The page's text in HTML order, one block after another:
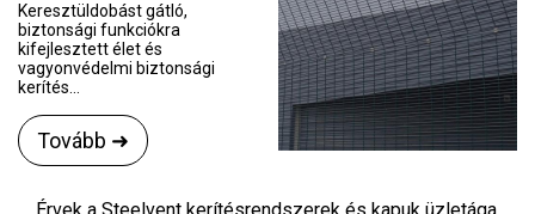
Keresztüldobást gátló,
biztonsági funkciókra
kifejlesztett élet és
vagyonvédelmi biztonsági
kerítés...
Tovább ➜